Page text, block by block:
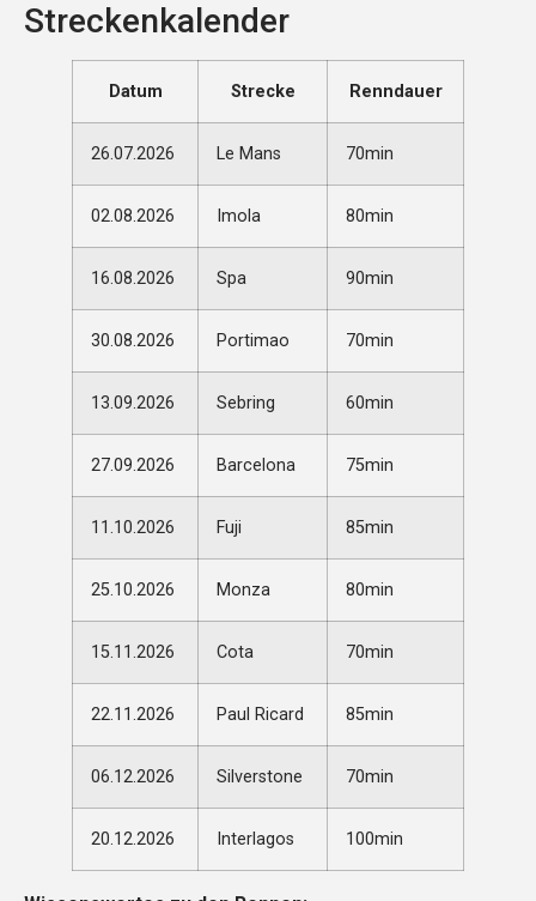
Streckenkalender
Datum Strecke Renndauer
26.07.2026 Le Mans 70min
02.08.2026 Imola 80min
16.08.2026 Spa 90min
30.08.2026 Portimao 70min
13.09.2026 Sebring 60min
27.09.2026 Barcelona 75min
11.10.2026 Fuji 85min
25.10.2026 Monza 80min
15.11.2026 Cota 70min
22.11.2026 Paul Ricard 85min
06.12.2026 Silverstone 70min
20.12.2026 Interlagos 100min